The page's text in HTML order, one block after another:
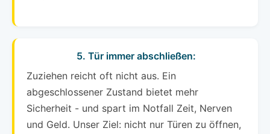
5. Tür immer abschließen:
Zuziehen reicht oft nicht aus. Ein
abgeschlossener Zustand bietet mehr
Sicherheit - und spart im Notfall Zeit, Nerven
und Geld. Unser Ziel: nicht nur Türen zu öffnen,